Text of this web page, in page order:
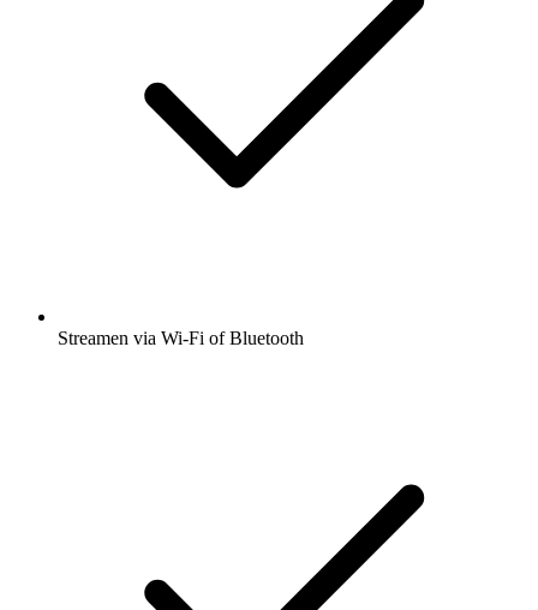
Streamen via Wi-Fi of Bluetooth